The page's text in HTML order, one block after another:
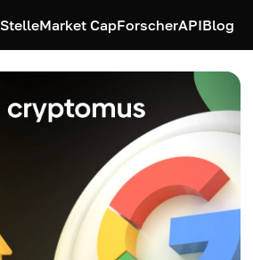
StelleMarket CapForscherAPIBlog